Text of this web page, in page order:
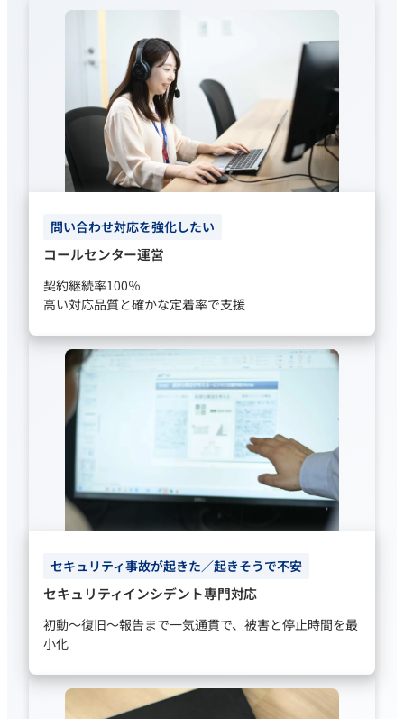
問い合わせ対応を強化したい
コールセンター運営
契約継続率100％
高い対応品質と確かな定着率で支援
セキュリティ事故が起きた／起きそうで不安
セキュリティインシデント専門対応
初動〜復旧〜報告まで一気通貫で、被害と停止時間を最
小化